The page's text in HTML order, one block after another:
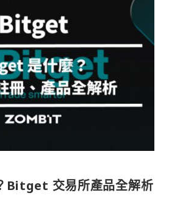
交易所產品全解析